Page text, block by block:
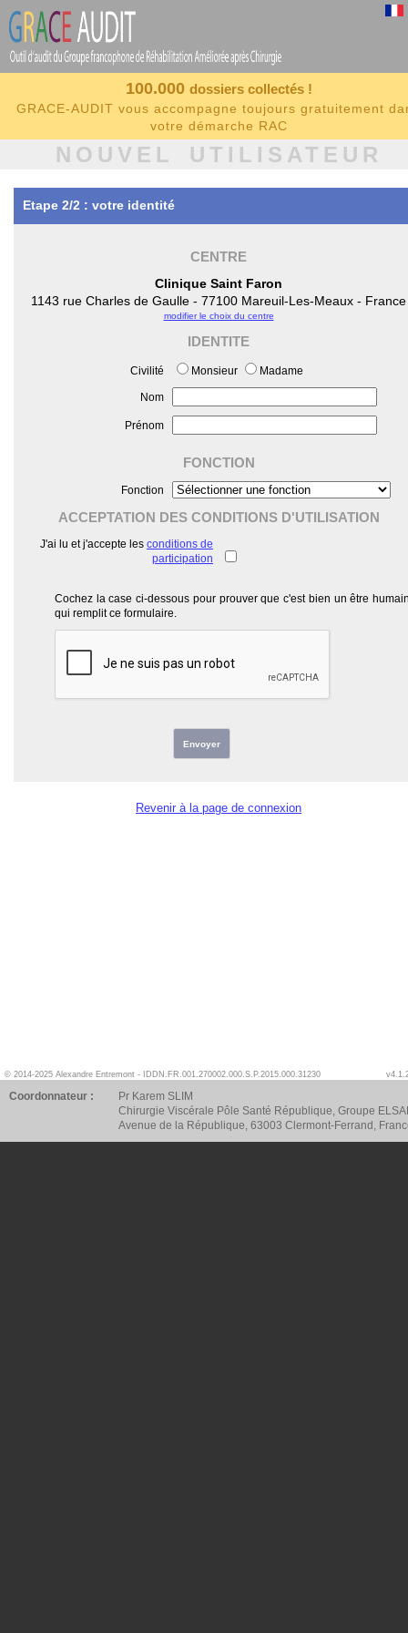
100.000 dossiers collectés !
GRACE-AUDIT vous accompagne toujours gratuitement
votre démarche RAC
NOUVEL UTILISATEUR
Etape 2/2 : votre identité
CENTRE
Clinique Saint Faron
1143 rue Charles de Gaulle - 77100 Mareuil-Les-Meaux - France
modifier le choix du centre
IDENTITE
Civilité Monsieur Madame
Nom
Prénom
FONCTION
Fonction
ACCEPTATION DES CONDITIONS D'UTILISATION
J'ai lu et j'accepte les conditions de
participation
Cochez la case ci-dessous pour prouver que c'est bien un être
qui remplit ce formulaire.
Envoyer
Revenir à la page de connexion
© 2014-2025 Alexandre Entremont - IDDN.FR.001.270002.000.S.P.2015.000.31230
Coordonnateur :
Pr Karem SLIM
Chirurgie Viscérale Pôle Santé République, Groupe
Avenue de la République, 63003 Clermont-Ferrand,